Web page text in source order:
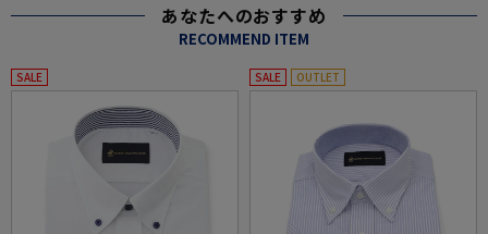
あなたへのおすすめ
RECOMMEND ITEM
SALE SALE OUTLET